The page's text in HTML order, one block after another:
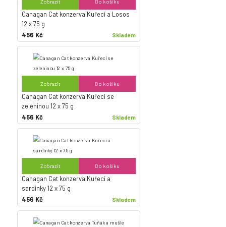
Zobrazit Do košíku
Canagan Cat konzerva Kuřecí a Losos
12 x 75 g
456 Kč
Skladem
Zobrazit Do košíku
Canagan Cat konzerva Kuřecí se
zeleninou 12 x 75 g
456 Kč
Skladem
Zobrazit Do košíku
Canagan Cat konzerva Kuřecí a
sardinky 12 x 75 g
456 Kč
Skladem